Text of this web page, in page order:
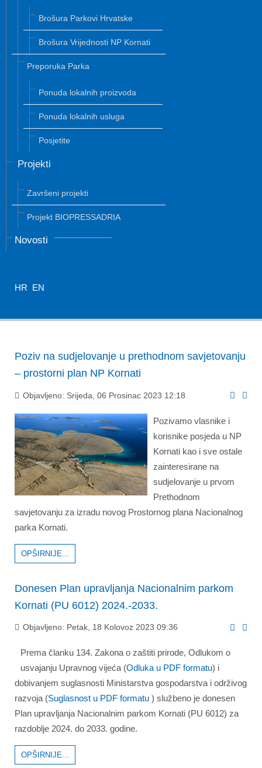
Brošura Parkovi Hrvatske
Brošura Vrijednosti NP Kornati
Preporuka Parka
Ponuda lokalnih proizvoda
Ponuda lokalnih usluga
Posjetite
Projekti
Završeni projekti
Projekt BIOPRESSADRIA
Novosti
HR EN
Poziv na sudjelovanje u prethodnom savjetovanju
– prostorni plan NP Kornati
Objavljeno: Srijeda, 06 Prosinac 2023 12:18
Pozivamo vlasnike i
korisnike posjeda u NP
Kornati kao i sve ostale
zainteresirane na
sudjelovanje u prvom
Prethodnom
savjetovanju za izradu novog Prostornog plana Nacionalnog
parka Kornati.
OPŠIRNIJE...
Donesen Plan upravljanja Nacionalnim parkom
Kornati (PU 6012) 2024.-2033.
Objavljeno: Petak, 18 Kolovoz 2023 09:36
Prema članku 134. Zakona o zaštiti prirode, Odlukom o
usvajanju Upravnog vijeća (Odluka u PDF formatu) i
dobivanjem suglasnosti Ministarstva gospodarstva i održivog
razvoja (Suglasnost u PDF formatu ) službeno je donesen
Plan upravljanja Nacionalnim parkom Kornati (PU 6012) za
razdoblje 2024. do 2033. godine.
OPŠIRNIJE...